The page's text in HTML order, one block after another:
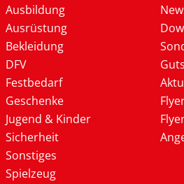
Ausbildung
Ausrüstung
Bekleidung
DFV
Festbedarf
Geschenke
Jugend & Kinder
Sicherheit
Sonstiges
Spielzeug